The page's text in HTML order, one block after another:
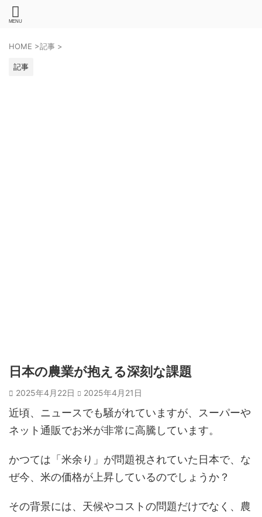
HOME >記事 >
記事
日本の農業が抱える深刻な課題
2025年4月22日 2025年4月21日
近頃、ニュースでも騒がれていますが、スーパーや
ネット通販でお米が非常に高騰しています。
かつては「米余り」が問題視されていた日本で、な
ぜ今、米の価格が上昇しているのでしょうか？
その背景には、天候やコストの問題だけでなく、農